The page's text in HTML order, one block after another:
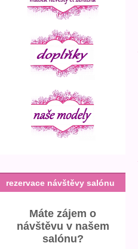
rezervace návštěvy salónu
Máte zájem o
návštěvu v našem
salónu?